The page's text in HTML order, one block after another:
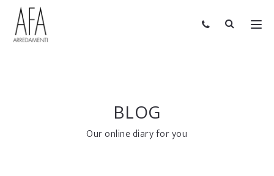
BLOG
Our online diary for you